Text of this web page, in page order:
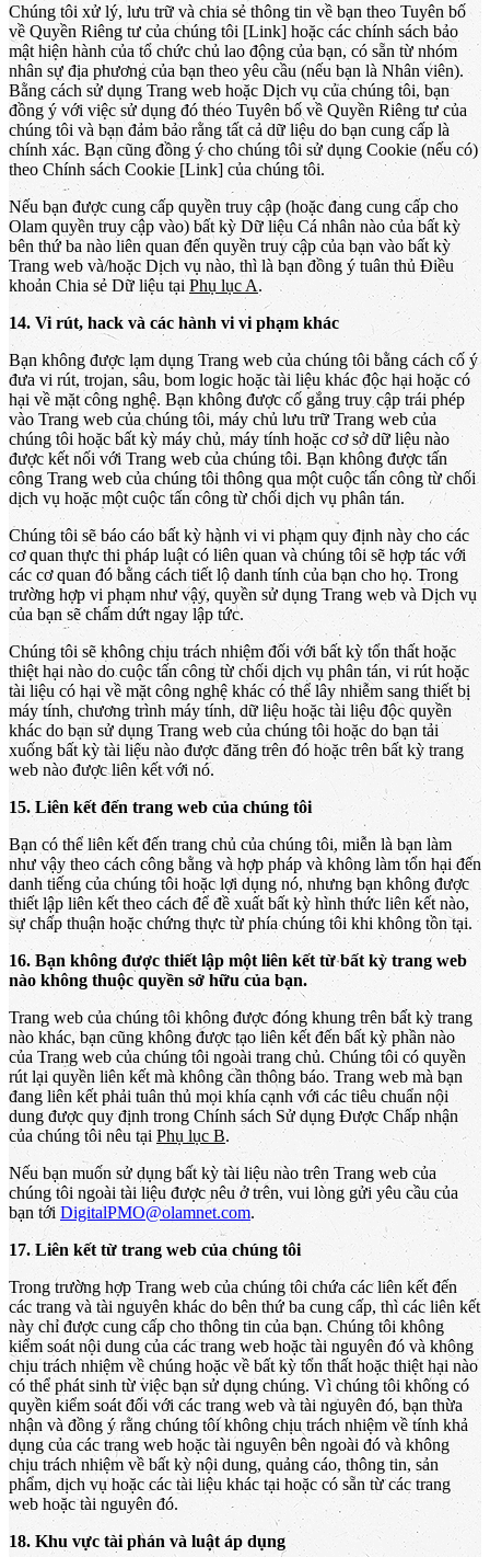
Chúng tôi xử lý, lưu trữ và chia sẻ thông tin về bạn theo Tuyên bố
về Quyền Riêng tư của chúng tôi [Link] hoặc các chính sách bảo
mật hiện hành của tổ chức chủ lao động của bạn, có sẵn từ nhóm
nhân sự địa phương của bạn theo yêu cầu (nếu bạn là Nhân viên).
Bằng cách sử dụng Trang web hoặc Dịch vụ của chúng tôi, bạn
đồng ý với việc sử dụng đó theo Tuyên bố về Quyền Riêng tư của
chúng tôi và bạn đảm bảo rằng tất cả dữ liệu do bạn cung cấp là
chính xác. Bạn cũng đồng ý cho chúng tôi sử dụng Cookie (nếu có)
theo Chính sách Cookie [Link] của chúng tôi.
Nếu bạn được cung cấp quyền truy cập (hoặc đang cung cấp cho
Olam quyền truy cập vào) bất kỳ Dữ liệu Cá nhân nào của bất kỳ
bên thứ ba nào liên quan đến quyền truy cập của bạn vào bất kỳ
Trang web và/hoặc Dịch vụ nào, thì là bạn đồng ý tuân thủ Điều
khoản Chia sẻ Dữ liệu tại Phụ lục A.
14. Vi rút, hack và các hành vi vi phạm khác
Bạn không được lạm dụng Trang web của chúng tôi bằng cách cố ý
đưa vi rút, trojan, sâu, bom logic hoặc tài liệu khác độc hại hoặc có
hại về mặt công nghệ. Bạn không được cố gắng truy cập trái phép
vào Trang web của chúng tôi, máy chủ lưu trữ Trang web của
chúng tôi hoặc bất kỳ máy chủ, máy tính hoặc cơ sở dữ liệu nào
được kết nối với Trang web của chúng tôi. Bạn không được tấn
công Trang web của chúng tôi thông qua một cuộc tấn công từ chối
dịch vụ hoặc một cuộc tấn công từ chối dịch vụ phân tán.
Chúng tôi sẽ báo cáo bất kỳ hành vi vi phạm quy định này cho các
cơ quan thực thi pháp luật có liên quan và chúng tôi sẽ hợp tác với
các cơ quan đó bằng cách tiết lộ danh tính của bạn cho họ. Trong
trường hợp vi phạm như vậy, quyền sử dụng Trang web và Dịch vụ
của bạn sẽ chấm dứt ngay lập tức.
Chúng tôi sẽ không chịu trách nhiệm đối với bất kỳ tổn thất hoặc
thiệt hại nào do cuộc tấn công từ chối dịch vụ phân tán, vi rút hoặc
tài liệu có hại về mặt công nghệ khác có thể lây nhiễm sang thiết bị
máy tính, chương trình máy tính, dữ liệu hoặc tài liệu độc quyền
khác do bạn sử dụng Trang web của chúng tôi hoặc do bạn tải
xuống bất kỳ tài liệu nào được đăng trên đó hoặc trên bất kỳ trang
web nào được liên kết với nó.
15. Liên kết đến trang web của chúng tôi
Bạn có thể liên kết đến trang chủ của chúng tôi, miễn là bạn làm
như vậy theo cách công bằng và hợp pháp và không làm tổn hại đến
danh tiếng của chúng tôi hoặc lợi dụng nó, nhưng bạn không được
thiết lập liên kết theo cách để đề xuất bất kỳ hình thức liên kết nào,
sự chấp thuận hoặc chứng thực từ phía chúng tôi khi không tồn tại.
16. Bạn không được thiết lập một liên kết từ bất kỳ trang web
nào không thuộc quyền sở hữu của bạn.
Trang web của chúng tôi không được đóng khung trên bất kỳ trang
nào khác, bạn cũng không được tạo liên kết đến bất kỳ phần nào
của Trang web của chúng tôi ngoài trang chủ. Chúng tôi có quyền
rút lại quyền liên kết mà không cần thông báo. Trang web mà bạn
đang liên kết phải tuân thủ mọi khía cạnh với các tiêu chuẩn nội
dung được quy định trong Chính sách Sử dụng Được Chấp nhận
của chúng tôi nêu tại Phụ lục B.
Nếu bạn muốn sử dụng bất kỳ tài liệu nào trên Trang web của
chúng tôi ngoài tài liệu được nêu ở trên, vui lòng gửi yêu cầu của
bạn tới DigitalPMO@olamnet.com.
17. Liên kết từ trang web của chúng tôi
Trong trường hợp Trang web của chúng tôi chứa các liên kết đến
các trang và tài nguyên khác do bên thứ ba cung cấp, thì các liên kết
này chỉ được cung cấp cho thông tin của bạn. Chúng tôi không
kiểm soát nội dung của các trang web hoặc tài nguyên đó và không
chịu trách nhiệm về chúng hoặc về bất kỳ tổn thất hoặc thiệt hại nào
có thể phát sinh từ việc bạn sử dụng chúng. Vì chúng tôi không có
quyền kiểm soát đối với các trang web và tài nguyên đó, bạn thừa
nhận và đồng ý rằng chúng tôi không chịu trách nhiệm về tính khả
dụng của các trang web hoặc tài nguyên bên ngoài đó và không
chịu trách nhiệm về bất kỳ nội dung, quảng cáo, thông tin, sản
phẩm, dịch vụ hoặc các tài liệu khác tại hoặc có sẵn từ các trang
web hoặc tài nguyên đó.
18. Khu vực tài phán và luật áp dụng